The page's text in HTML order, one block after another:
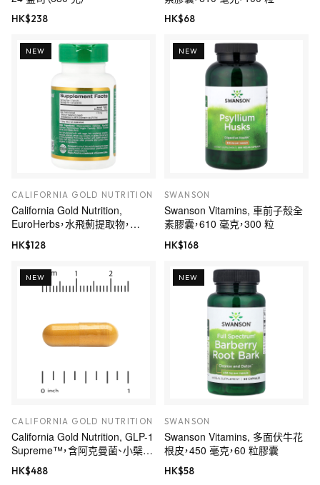
HK$238 HK$68
NEW
CALIFORNIA GOLD NUTRITION
California Gold Nutrition,
EuroHerbs，水飛薊提取物，
Euromed 品質，175 毫克，60 粒
素食膠囊
HK$128
NEW
SWANSON
Swanson Vitamins, 車前子殼全
素膠囊，610 毫克，300 粒
HK$168
NEW
CALIFORNIA GOLD NUTRITION
California Gold Nutrition, GLP-1
Supreme™，含阿克曼菌、小檗
鹼、五羥黃酮及姜黃素，60 粒素食
膠囊
HK$488
NEW
SWANSON
Swanson Vitamins, 多面伏牛花
根皮，450 毫克，60 粒膠囊
HK$58